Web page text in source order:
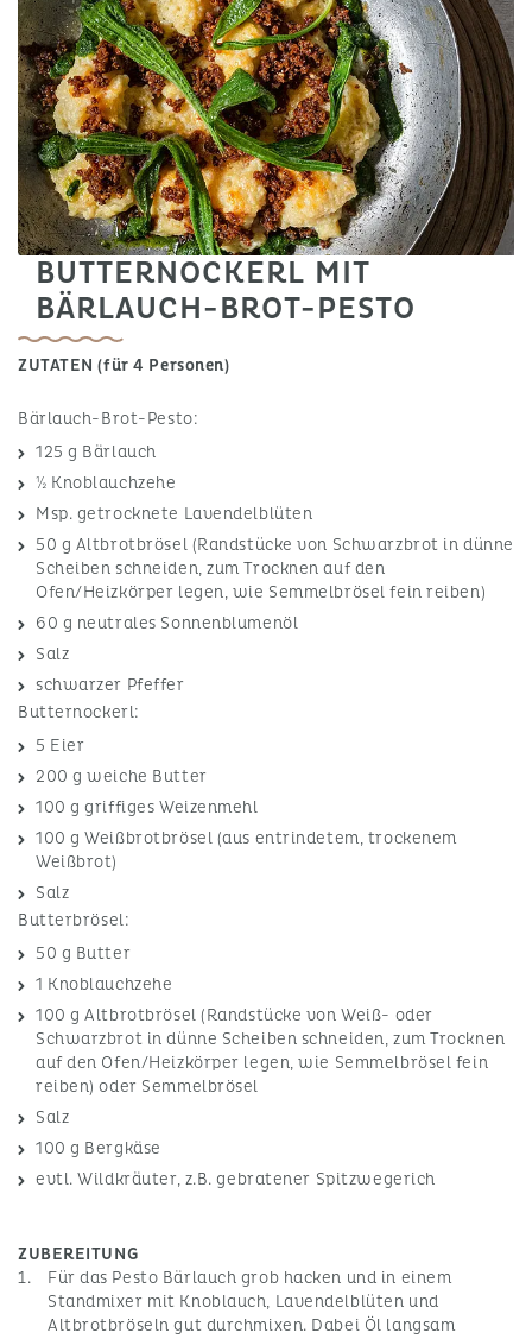
BUTTERNOCKERL MIT
BÄRLAUCH-BROT-PESTO
ZUTATEN (für 4 Personen)
Bärlauch-Brot-Pesto:
125 g Bärlauch
½ Knoblauchzehe
Msp. getrocknete Lavendelblüten
50 g Altbrotbrösel (Randstücke von Schwarzbrot in dünne
Scheiben schneiden, zum Trocknen auf den
Ofen/Heizkörper legen, wie Semmelbrösel fein reiben)
60 g neutrales Sonnenblumenöl
Salz
schwarzer Pfeffer
Butternockerl:
5 Eier
200 g weiche Butter
100 g griffiges Weizenmehl
100 g Weißbrotbrösel (aus entrindetem, trockenem
Weißbrot)
Salz
Butterbrösel:
50 g Butter
1 Knoblauchzehe
100 g Altbrotbrösel (Randstücke von Weiß- oder
Schwarzbrot in dünne Scheiben schneiden, zum Trocknen
auf den Ofen/Heizkörper legen, wie Semmelbrösel fein
reiben) oder Semmelbrösel
Salz
100 g Bergkäse
evtl. Wildkräuter, z.B. gebratener Spitzwegerich
ZUBEREITUNG
Für das Pesto Bärlauch grob hacken und in einem
Standmixer mit Knoblauch, Lavendelblüten und
Altbrotbröseln gut durchmixen. Dabei Öl langsam